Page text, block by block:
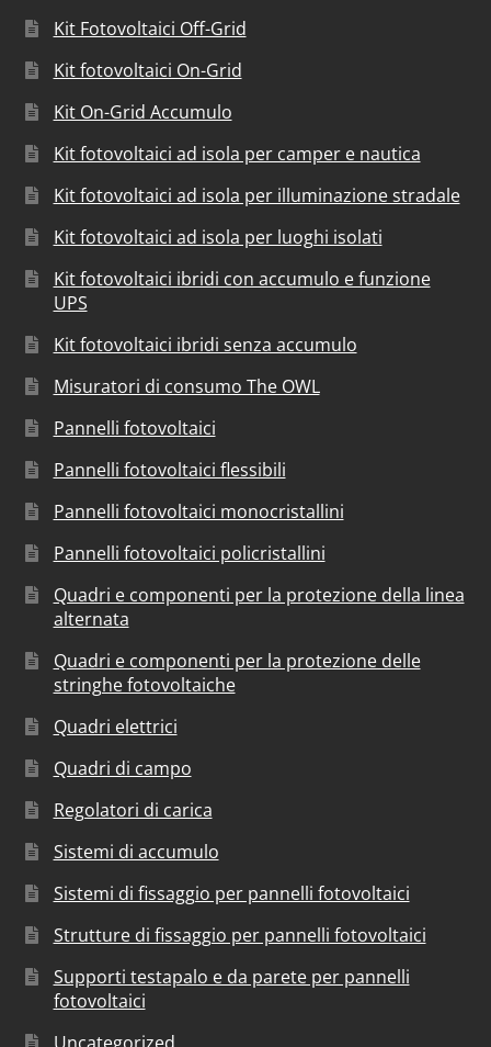
Kit Fotovoltaici Off-Grid
Kit fotovoltaici On-Grid
Kit On-Grid Accumulo
Kit fotovoltaici ad isola per camper e nautica
Kit fotovoltaici ad isola per illuminazione stradale
Kit fotovoltaici ad isola per luoghi isolati
Kit fotovoltaici ibridi con accumulo e funzione
UPS
Kit fotovoltaici ibridi senza accumulo
Misuratori di consumo The OWL
Pannelli fotovoltaici
Pannelli fotovoltaici flessibili
Pannelli fotovoltaici monocristallini
Pannelli fotovoltaici policristallini
Quadri e componenti per la protezione della linea
alternata
Quadri e componenti per la protezione delle
stringhe fotovoltaiche
Quadri elettrici
Quadri di campo
Regolatori di carica
Sistemi di accumulo
Sistemi di fissaggio per pannelli fotovoltaici
Strutture di fissaggio per pannelli fotovoltaici
Supporti testapalo e da parete per pannelli
fotovoltaici